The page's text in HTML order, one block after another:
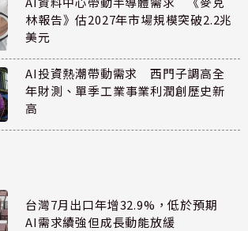
林報告》估2027年市場規模突破2.2兆
美元
AI投資熱潮帶動需求 西門子調高全
年財測、單季工業事業利潤創歷史新
高
台灣7月出口年增32.9%，低於預期
AI需求續強但成長動能放緩